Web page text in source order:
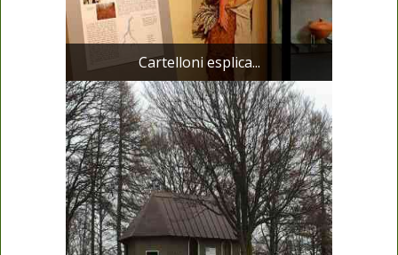
Cartelloni esplica...